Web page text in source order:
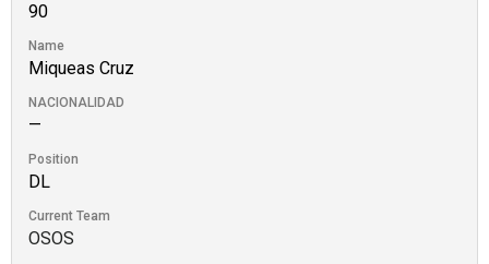
90
Name
Miqueas Cruz
NACIONALIDAD
—
Position
DL
Current Team
OSOS